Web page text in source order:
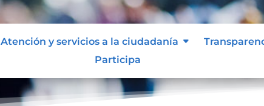
Atención y servicios a la ciudadanía
Participa